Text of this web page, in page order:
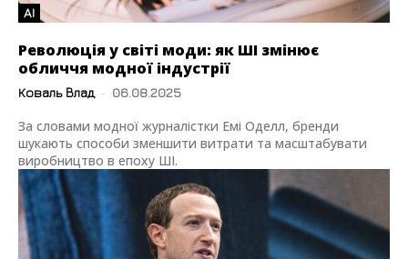
AI
Революція у світі моди: як ШІ змінює
обличчя модної індустрії
Коваль Влад - 06.08.2025
За словами модної журналістки Емі Оделл, бренди
шукають способи зменшити витрати та масштабувати
виробництво в епоху ШІ.